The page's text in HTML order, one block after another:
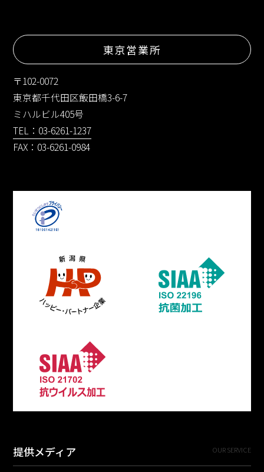
東京営業所
〒102-0072
東京都千代田区飯田橋3-6-7
ミハルビル405号
TEL：03-6261-1237
FAX：03-6261-0984
提供メディア OUR SERVICE